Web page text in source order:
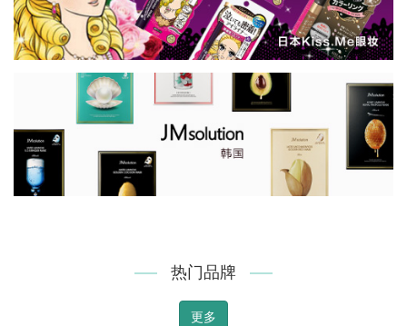
热门品牌
更多